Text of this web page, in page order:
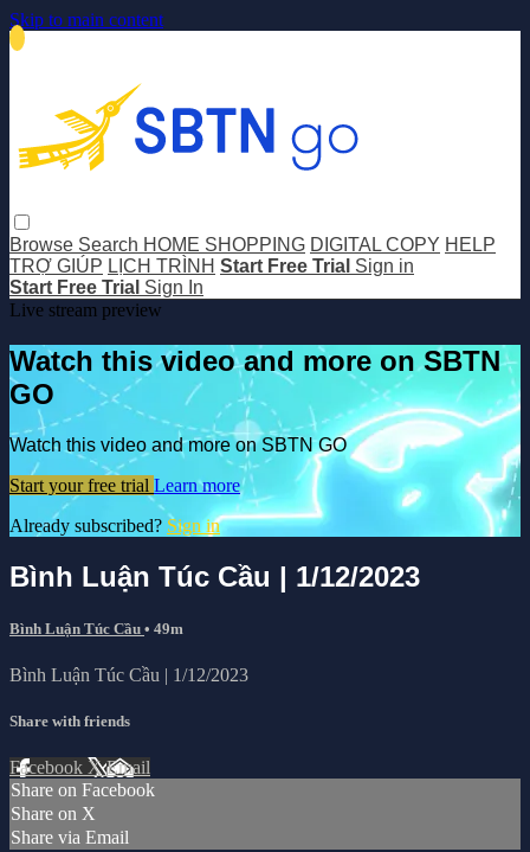
Skip to main content
Browse Search HOME SHOPPING DIGITAL COPY HELP
TRỢ GIÚP LỊCH TRÌNH Start Free Trial Sign in
Start Free Trial Sign In
Live stream preview
Watch this video and more on SBTN
GO
Watch this video and more on SBTN GO
Start your free trial Learn more
Already subscribed? Sign in
Bình Luận Túc Cầu | 1/12/2023
Bình Luận Túc Cầu • 49m
Bình Luận Túc Cầu | 1/12/2023
Share with friends
Facebook XEmail
Share on Facebook
Share on X
Share via Email